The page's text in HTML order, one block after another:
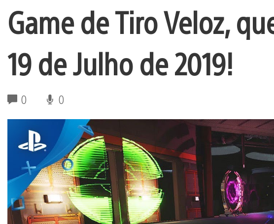
Game de Tiro Veloz,
19 de Julho de 2019!
0 0